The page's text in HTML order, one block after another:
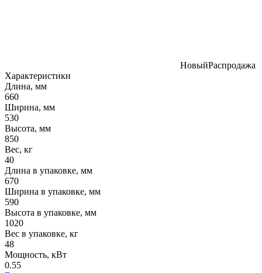
НовыйРаспродажа
Характеристики
Длина, мм
660
Ширина, мм
530
Высота, мм
850
Вес, кг
40
Длина в упаковке, мм
670
Ширина в упаковке, мм
590
Высота в упаковке, мм
1020
Вес в упаковке, кг
48
Мощность, кВт
0.55